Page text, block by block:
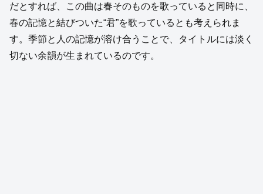
だとすれば、この曲は春そのものを歌っていると同時に、
春の記憶と結びついた“君”を歌っているとも考えられま
す。季節と人の記憶が溶け合うことで、タイトルには淡く
切ない余韻が生まれているのです。